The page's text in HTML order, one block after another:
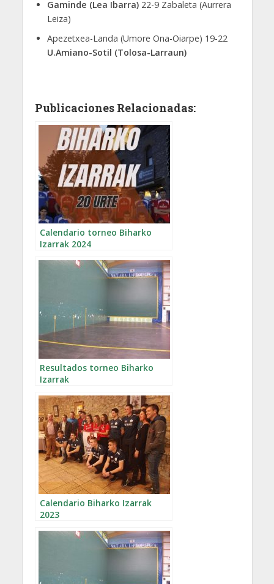
Gaminde (Lea Ibarra)22-9 Zabaleta (Aurrera
Leiza)
Apezetxea-Landa (Umore Ona-Oiarpe) 19-22
U.Amiano-Sotil (Tolosa-Larraun)
Publicaciones Relacionadas:
Calendario torneo Biharko
Izarrak 2024
Resultados torneo Biharko
Izarrak
Calendario Biharko Izarrak
2023